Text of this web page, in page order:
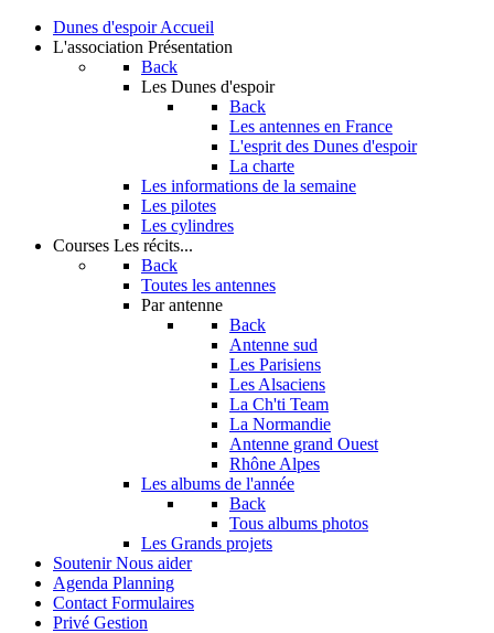
Dunes d'espoir Accueil
L'association Présentation
Back
Les Dunes d'espoir
Back
Les antennes en France
L'esprit des Dunes d'espoir
La charte
Les informations de la semaine
Les pilotes
Les cylindres
Courses Les récits...
Back
Toutes les antennes
Par antenne
Back
Antenne sud
Les Parisiens
Les Alsaciens
La Ch'ti Team
La Normandie
Antenne grand Ouest
Rhône Alpes
Les albums de l'année
Back
Tous albums photos
Les Grands projets
Soutenir Nous aider
Agenda Planning
Contact Formulaires
Privé Gestion